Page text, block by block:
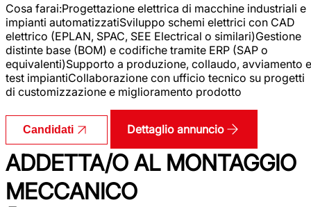
Cosa farai:Progettazione elettrica di macchine industriali e
impianti automatizzatiSviluppo schemi elettrici con CAD
elettrico (EPLAN, SPAC, SEE Electrical o similari)Gestione
distinte base (BOM) e codifiche tramite ERP (SAP o
equivalenti)Supporto a produzione, collaudo, avviamento e
test impiantiCollaborazione con ufficio tecnico su progetti
di customizzazione e miglioramento prodotto
Candidati Dettaglio annuncio
ADDETTA/O AL MONTAGGIO
MECCANICO